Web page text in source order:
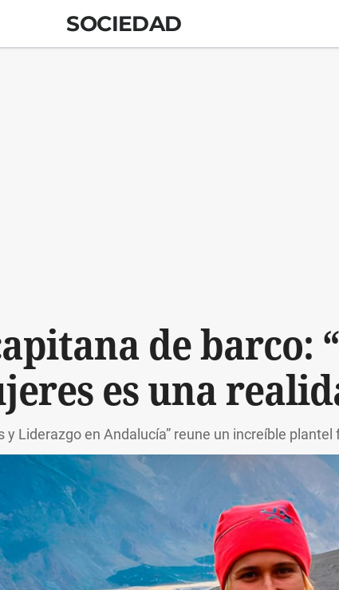
SOCIEDAD
de barco:
es una
y Liderazgo en Andalucía” reune un increíble plantel